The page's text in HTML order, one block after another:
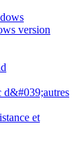
version
d&#039;autres
et